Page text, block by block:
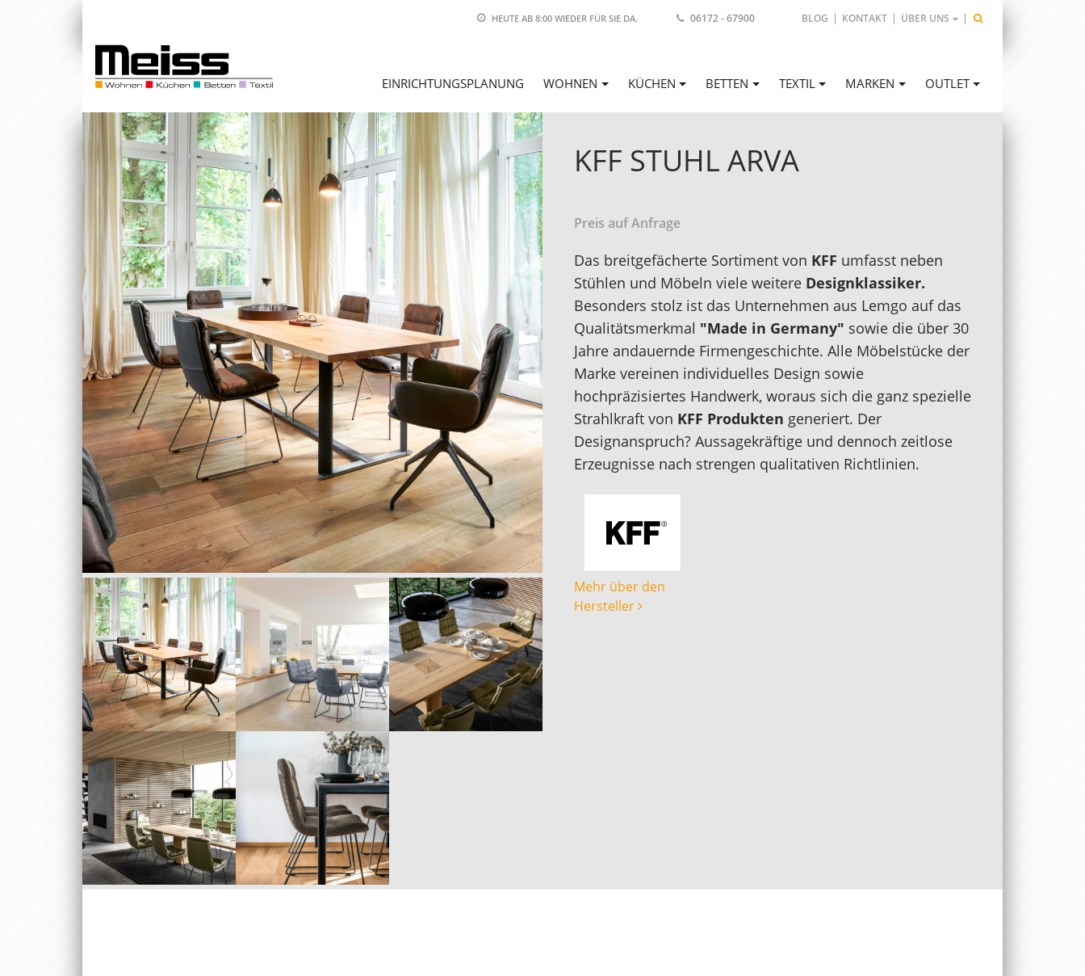
HEUTE AB 8:00 WIEDER FÜR SIE DA. 06172 - 67900 BLOG KONTAKT ÜBER UNS
EINRICHTUNGSPLANUNG WOHNEN KÜCHEN BETTEN TEXTIL MARKEN OUTLET
KFF STUHL ARVA
Preis auf Anfrage
Das breitgefächerte Sortiment von KFF umfasst neben
Stühlen und Möbeln viele weitere Designklassiker.
Besonders stolz ist das Unternehmen aus Lemgo auf das
Qualitätsmerkmal "Made in Germany" sowie die über 30
Jahre andauernde Firmengeschichte. Alle Möbelstücke der
Marke vereinen individuelles Design sowie
hochpräzisiertes Handwerk, woraus sich die ganz spezielle
Strahlkraft von KFF Produkten generiert. Der
Designanspruch? Aussagekräftige und dennoch zeitlose
Erzeugnisse nach strengen qualitativen Richtlinien.
Mehr über den
Hersteller